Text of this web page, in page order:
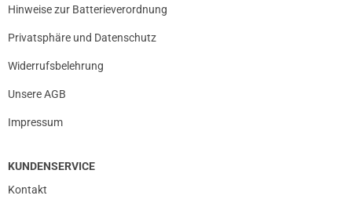
Hinweise zur Batterieverordnung
Privatsphäre und Datenschutz
Widerrufsbelehrung
Unsere AGB
Impressum
KUNDENSERVICE
Kontakt